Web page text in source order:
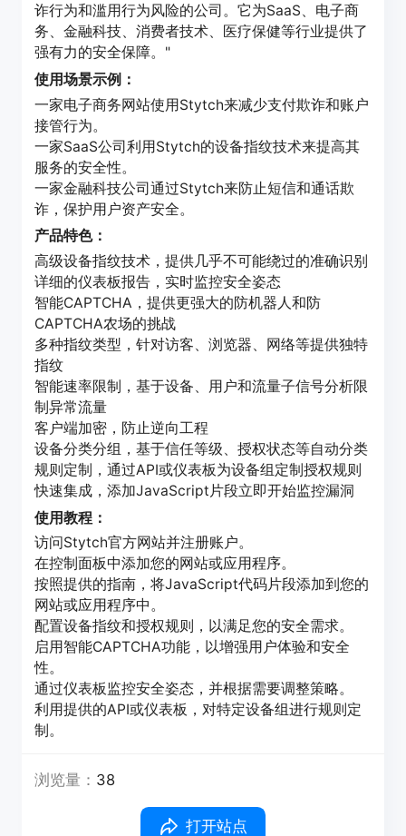
诈行为和滥用行为风险的公司。它为SaaS、电子商
务、金融科技、消费者技术、医疗保健等行业提供了
强有力的安全保障。"
使用场景示例：
一家电子商务网站使用Stytch来减少支付欺诈和账户
接管行为。
一家SaaS公司利用Stytch的设备指纹技术来提高其
服务的安全性。
一家金融科技公司通过Stytch来防止短信和通话欺
诈，保护用户资产安全。
产品特色：
高级设备指纹技术，提供几乎不可能绕过的准确识别
详细的仪表板报告，实时监控安全姿态
智能CAPTCHA，提供更强大的防机器人和防
CAPTCHA农场的挑战
多种指纹类型，针对访客、浏览器、网络等提供独特
指纹
智能速率限制，基于设备、用户和流量子信号分析限
制异常流量
客户端加密，防止逆向工程
设备分类分组，基于信任等级、授权状态等自动分类
规则定制，通过API或仪表板为设备组定制授权规则
快速集成，添加JavaScript片段立即开始监控漏洞
使用教程：
访问Stytch官方网站并注册账户。
在控制面板中添加您的网站或应用程序。
按照提供的指南，将JavaScript代码片段添加到您的
网站或应用程序中。
配置设备指纹和授权规则，以满足您的安全需求。
启用智能CAPTCHA功能，以增强用户体验和安全
性。
通过仪表板监控安全姿态，并根据需要调整策略。
利用提供的API或仪表板，对特定设备组进行规则定
制。
浏览量： 38
打开站点